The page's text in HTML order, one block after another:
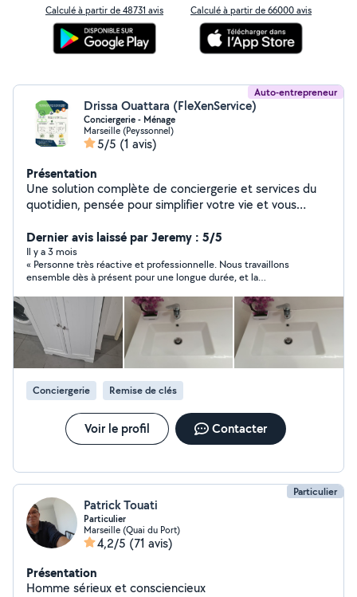
Calculé à partir de 48731 avis Calculé à partir de 66000 avis
Auto-entrepreneur
Drissa Ouattara (FleXenService)
Conciergerie - Ménage
Marseille (Peyssonnel)
5/5 (1 avis)
Présentation
Une solution complète de conciergerie et services du
quotidien, pensée pour simplifier votre vie et vous
Conciergerie & gestion de logements Ménages réguliers
ou ponctuels Accompagnement administratif
Convoyage de véhicules Aide pour la recherche de
logement ️ Services divers du quotidien Service flexible,
esprit zen. Prestations régulières & ponctuelles.
Marseille Aix Gardanne Vitrolles et alentours
Dernier avis laissé par Jeremy : 5/5
Il y a 3 mois
« Personne très réactive et professionnelle. Nous travaillons
ensemble dès à présent pour une longue durée, et la
Prestataire impliqué, agréable et vraiment pro. Je recommande
sans hésitation. »
Conciergerie Remise de clés
Voir le profil Contacter
Particulier
Patrick Touati
Particulier
Marseille (Quai du Port)
4,2/5 (71 avis)
Présentation
Homme sérieux et consciencieux